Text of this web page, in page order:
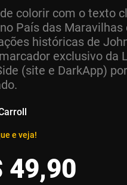
colorir com o texto
País das Maravilhas
históricas de
exclusivo da
(site e DarkApp)
e veja!
49,90